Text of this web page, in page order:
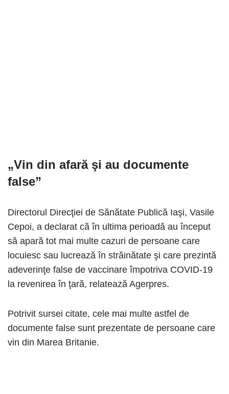
„Vin din afară şi au documente
false”
Directorul Direcţiei de Sănătate Publică Iaşi, Vasile
Cepoi, a declarat că în ultima perioadă au început
să apară tot mai multe cazuri de persoane care
locuiesc sau lucrează în străinătate şi care prezintă
adeverinţe false de vaccinare împotriva COVID-19
la revenirea în ţară, relatează Agerpres.
Potrivit sursei citate, cele mai multe astfel de
documente false sunt prezentate de persoane care
vin din Marea Britanie.